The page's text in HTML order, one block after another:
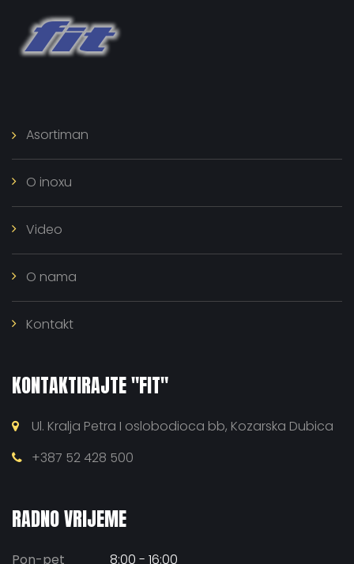
Asortiman
O inoxu
Video
O nama
Kontakt
KONTAKTIRAJTE "FIT"
Ul. Kralja Petra I oslobodioca bb, Kozarska Dubica
+387 52 428 500
RADNO VRIJEME
Pon-pet 8:00 - 16:00